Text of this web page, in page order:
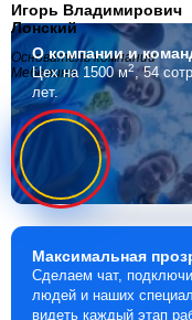
Игорь Владимирович
Лонский
Основатель компании
Мебелино
О компаниии
Цех на 1500 м2, 54
лет.
Максимальная
Сделаем чат,
людей и наших
видеть каждый этап